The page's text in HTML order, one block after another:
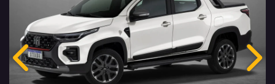
Anterior